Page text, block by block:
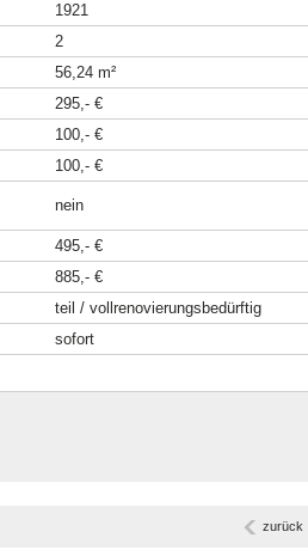
1921
2
56,24 m²
295,- €
100,- €
100,- €
nein
495,- €
885,- €
teil / vollrenovierungsbedürftig
sofort
zurück